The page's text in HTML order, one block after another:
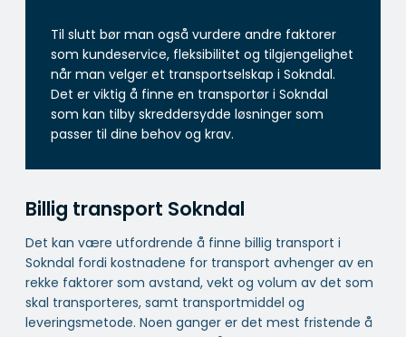
Til slutt bør man også vurdere andre faktorer
som kundeservice, fleksibilitet og tilgjengelighet
når man velger et transportselskap i Sokndal.
Det er viktig å finne en transportør i Sokndal
som kan tilby skreddersydde løsninger som
passer til dine behov og krav.
Billig transport Sokndal
Det kan være utfordrende å finne billig transport i
Sokndal fordi kostnadene for transport avhenger av en
rekke faktorer som avstand, vekt og volum av det som
skal transporteres, samt transportmiddel og
leveringsmetode. Noen ganger er det mest fristende å